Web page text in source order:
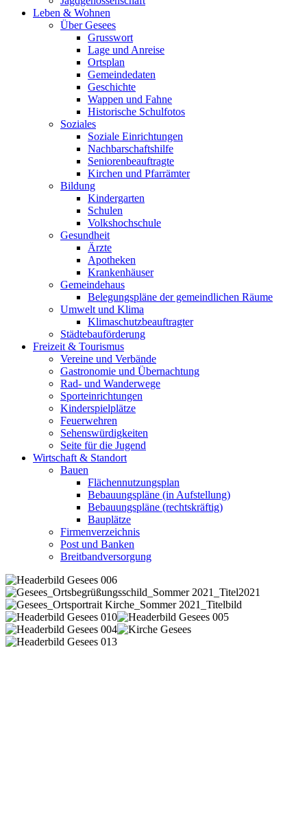
Leben & Wohnen
Über Gesees
Grusswort
Lage und Anreise
Ortsplan
Gemeindedaten
Geschichte
Wappen und Fahne
Historische Schulfotos
Soziales
Soziale Einrichtungen
Nachbarschaftshilfe
Seniorenbeauftragte
Kirchen und Pfarrämter
Bildung
Kindergarten
Schulen
Volkshochschule
Gesundheit
Ärzte
Apotheken
Krankenhäuser
Gemeindehaus
Belegungspläne der gemeindlichen Räume
Umwelt und Klima
Klimaschutzbeauftragter
Städtebauförderung
Freizeit & Tourismus
Vereine und Verbände
Gastronomie und Übernachtung
Rad- und Wanderwege
Sporteinrichtungen
Kinderspielplätze
Feuerwehren
Sehenswürdigkeiten
Seite für die Jugend
Wirtschaft & Standort
Bauen
Flächennutzungsplan
Bebauungspläne (in Aufstellung)
Bebauungspläne (rechtskräftig)
Bauplätze
Firmenverzeichnis
Post und Banken
Breitbandversorgung